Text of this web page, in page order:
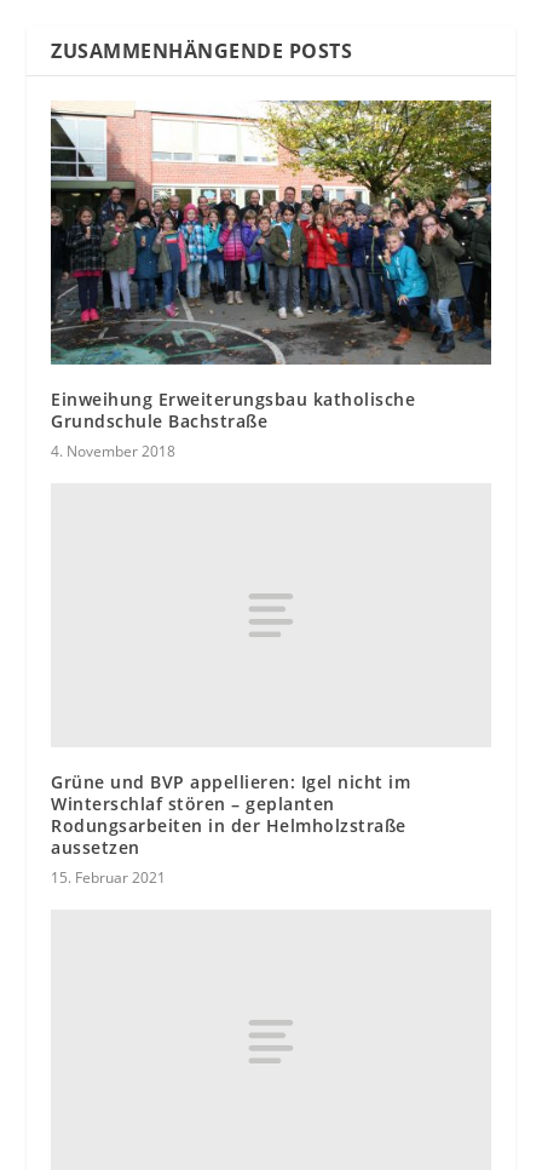
ZUSAMMENHÄNGENDE POSTS
Einweihung Erweiterungsbau katholische
Grundschule Bachstraße
4. November 2018
Grüne und BVP appellieren: Igel nicht im
Winterschlaf stören – geplanten
Rodungsarbeiten in der Helmholzstraße
aussetzen
15. Februar 2021